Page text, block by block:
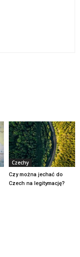
Czechy
Czy można jechać do
Czech na legitymację?